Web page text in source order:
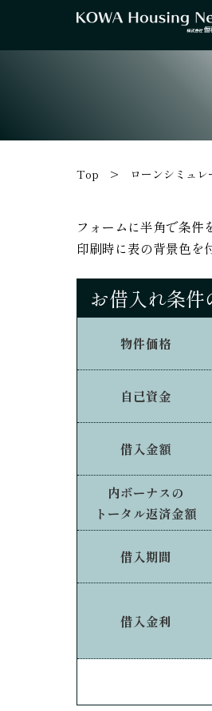
Top ローンシミュレ
フォームに半角で条件
印刷時に表の背景色を
お借入れ条件
物件価格
自己資金
借入金額
内ボーナスの
トータル返済金額
借入期間
借入金利